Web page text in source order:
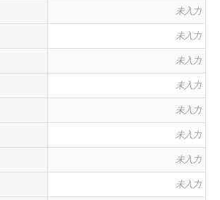
未入力
未入力
未入力
未入力
未入力
未入力
未入力
未入力